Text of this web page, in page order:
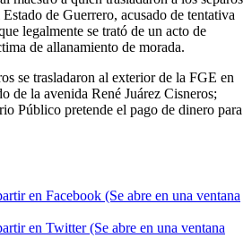
de Guerrero, acusado de tentativa
legalmente se trató de un acto de
de allanamiento de morada.
se trasladaron al exterior de la FGE en
de la avenida René Juárez Cisneros;
Público pretende el pago de dinero para
en Facebook (Se abre en una ventana
en Twitter (Se abre en una ventana